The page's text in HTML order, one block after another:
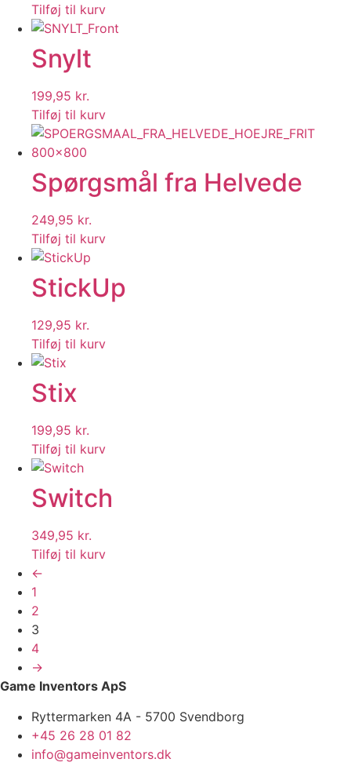
Tilføj til kurv
Snylt
199,95 kr.
Tilføj til kurv
Spørgsmål fra Helvede
249,95 kr.
Tilføj til kurv
StickUp
129,95 kr.
Tilføj til kurv
Stix
199,95 kr.
Tilføj til kurv
Switch
349,95 kr.
Tilføj til kurv
←
1
2
3
4
→
Game Inventors ApS
Ryttermarken 4A - 5700 Svendborg
+45 26 28 01 82
info@gameinventors.dk